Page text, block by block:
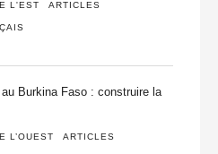
L'EST ARTICLES
au Burkina Faso : construire la
L’OUEST ARTICLES